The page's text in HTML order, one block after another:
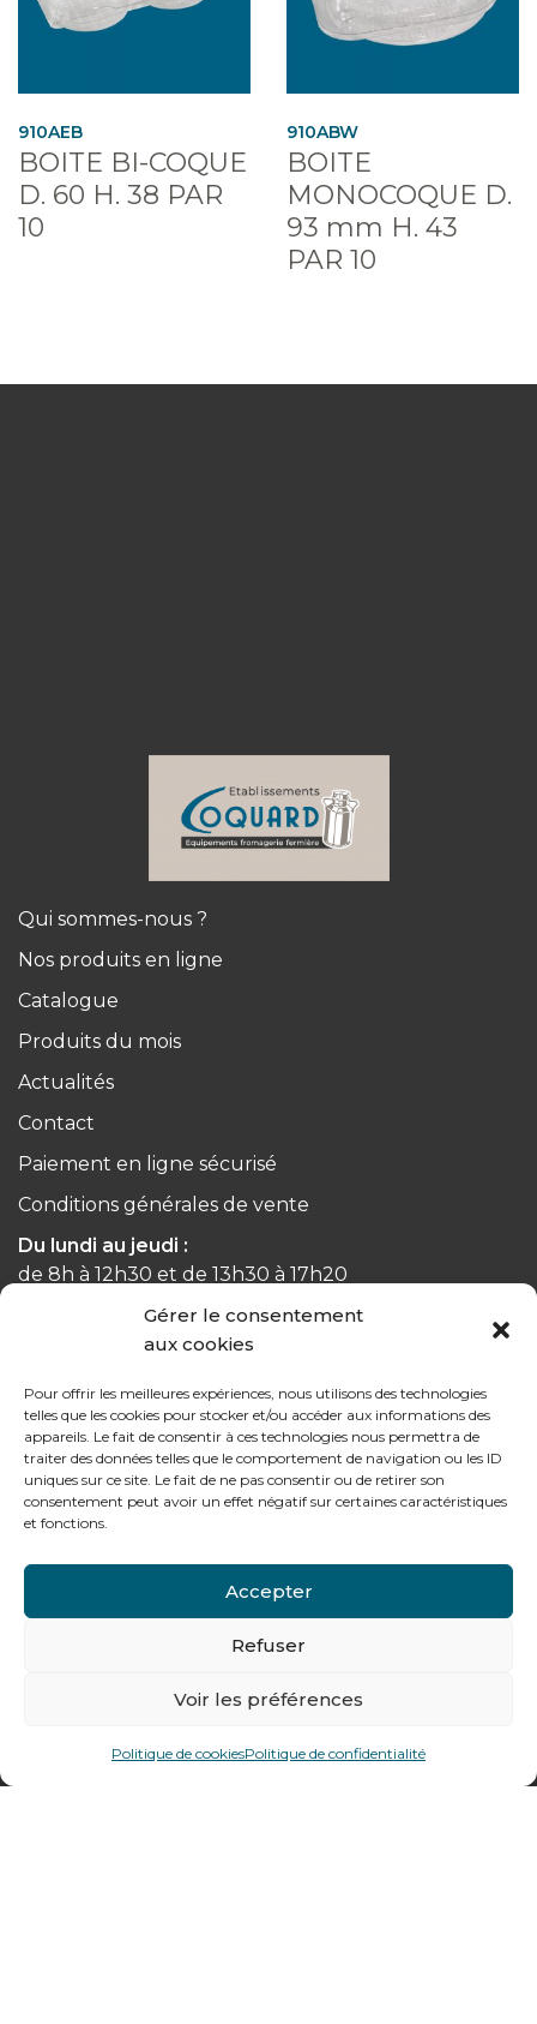
Gérer le consentement
aux cookies
Pour offrir les meilleures expériences, nous utilisons des technologies
telles que les cookies pour stocker et/ou accéder aux informations des
appareils. Le fait de consentir à ces technologies nous permettra de
traiter des données telles que le comportement de navigation ou les ID
uniques sur ce site. Le fait de ne pas consentir ou de retirer son
consentement peut avoir un effet négatif sur certaines caractéristiques
et fonctions.
Accepter
Refuser
Voir les préférences
Politique de cookiesPolitique de confidentialité
910AEB
BOITE BI-COQUE
D. 60 H. 38 PAR
10
910ABW
BOITE
MONOCOQUE D.
93 mm H. 43
PAR 10
Qui sommes-nous ?
Nos produits en ligne
Catalogue
Produits du mois
Actualités
Contact
Paiement en ligne sécurisé
Conditions générales de vente
Du lundi au jeudi :
de 8h à 12h30 et de 13h30 à 17h20
Notre gamme pour les particuliers
Tél : + 33 (0)4 74 62 81 44
478 rue Alexandre Richetta
Plan d’accès